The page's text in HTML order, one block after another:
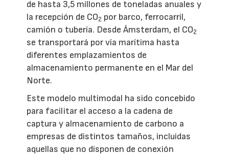
de hasta 3,5 millones de toneladas anuales y
la recepción de CO2 por barco, ferrocarril,
camión o tubería. Desde Ámsterdam, el CO2
se transportará por vía marítima hasta
diferentes emplazamientos de
almacenamiento permanente en el Mar del
Norte.
Este modelo multimodal ha sido concebido
para facilitar el acceso a la cadena de
captura y almacenamiento de carbono a
empresas de distintos tamaños, incluidas
aquellas que no disponen de conexión